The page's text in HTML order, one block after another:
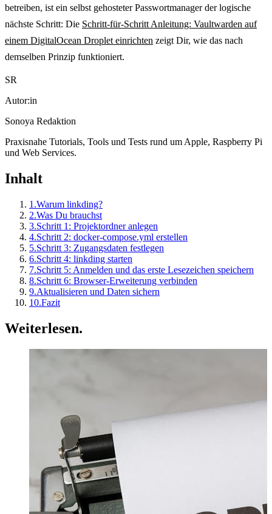
betreiben, ist ein selbst gehosteter Passwortmanager der logische
nächste Schritt: Die Schritt-für-Schritt Anleitung: Vaultwarden auf
einem DigitalOcean Droplet einrichten zeigt Dir, wie das nach
demselben Prinzip funktioniert.
SR
Autor:in
Sonoya Redaktion
Praxisnahe Tutorials, Tools und Tests rund um Apple, Raspberry Pi
und Web Services.
Inhalt
1.Warum linkding?
2.Was Du brauchst
3.Schritt 1: Projektordner anlegen
4.Schritt 2: docker-compose.yml erstellen
5.Schritt 3: Zugangsdaten festlegen
6.Schritt 4: linkding starten
7.Schritt 5: Anmelden und das erste Lesezeichen speichern
8.Schritt 6: Browser-Erweiterung verbinden
9.Aktualisieren und Daten sichern
10.Fazit
Weiterlesen.